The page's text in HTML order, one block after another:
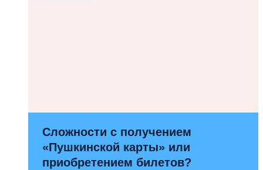
Сложности с получением
«Пушкинской карты» или
приобретением билетов?